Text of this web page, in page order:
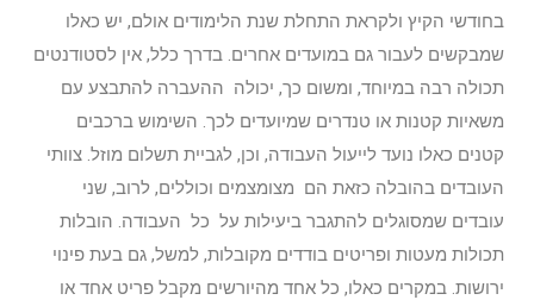
בחודשי הקיץ ולקראת התחלת שנת הלימודים אולם, יש כאלו
שמבקשים לעבור גם במועדים אחרים. בדרך כלל, אין לסטודנטים
תכולה רבה במיוחד, ומשום כך, יכולה ההעברה להתבצע עם
משאיות קטנות או טנדרים שמיועדים לכך. השימוש ברכבים
קטנים כאלו נועד לייעול העבודה, וכן, לגביית תשלום מוזל. צוותי
העובדים בהובלה כזאת הם מצומצמים וכוללים, לרוב, שני
עובדים שמסוגלים להתגבר ביעילות על כל העבודה. הובלות
תכולות מעטות ופריטים בודדים מקובלות, למשל, גם בעת פינוי
ירושות. במקרים כאלו, כל אחד מהיורשים מקבל פריט אחד או